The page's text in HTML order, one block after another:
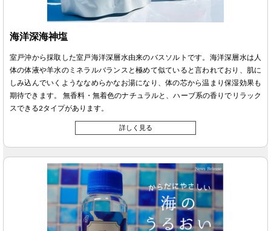
海洋深海神塩
室戸沖から採取した室戸海洋深層水由来のバスソルトです。海洋深層水は人
体の体液や羊水のミネラルバランスと極めて似ていると言われており、肌に
しみ込んでいくようななめらかなお湯になり、体の芯から温まり保湿効果も
期待できます。 無香料・無着色のナチュラルと、ハーブ系の香りでリラック
スできる2タイプがあります。
詳しく見る